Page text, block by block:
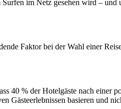
im Netz gesehen wird –
Faktor bei der Wahl einer
40 % der Hotelgäste nach einer
Gästeerlebnissen basieren und